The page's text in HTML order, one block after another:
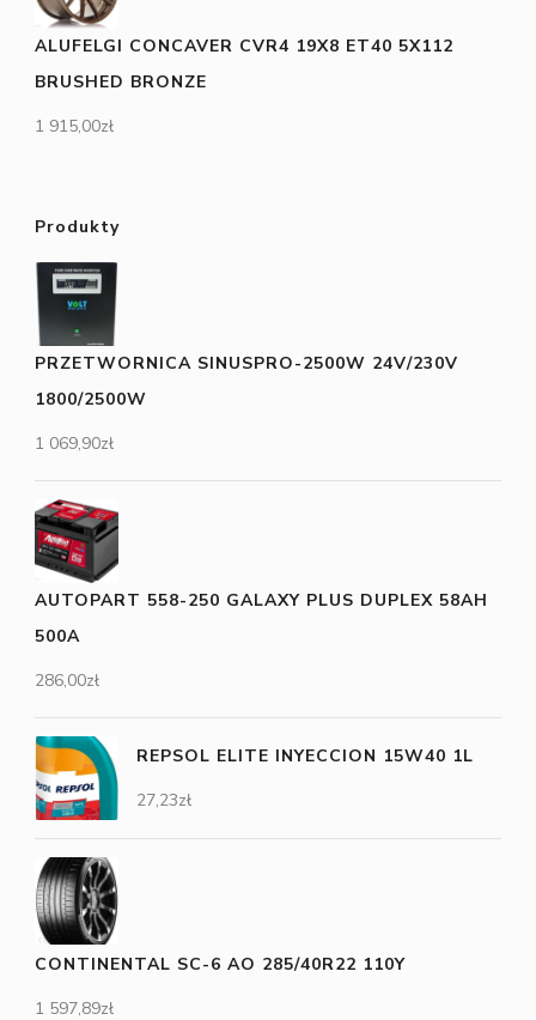
ALUFELGI CONCAVER CVR4 19X8 ET40 5X112
BRUSHED BRONZE
1 915,00zł
Produkty
PRZETWORNICA SINUSPRO-2500W 24V/230V
1800/2500W
1 069,90zł
AUTOPART 558-250 GALAXY PLUS DUPLEX 58AH
500A
286,00zł
REPSOL ELITE INYECCION 15W40 1L
27,23zł
CONTINENTAL SC-6 AO 285/40R22 110Y
1 597,89zł